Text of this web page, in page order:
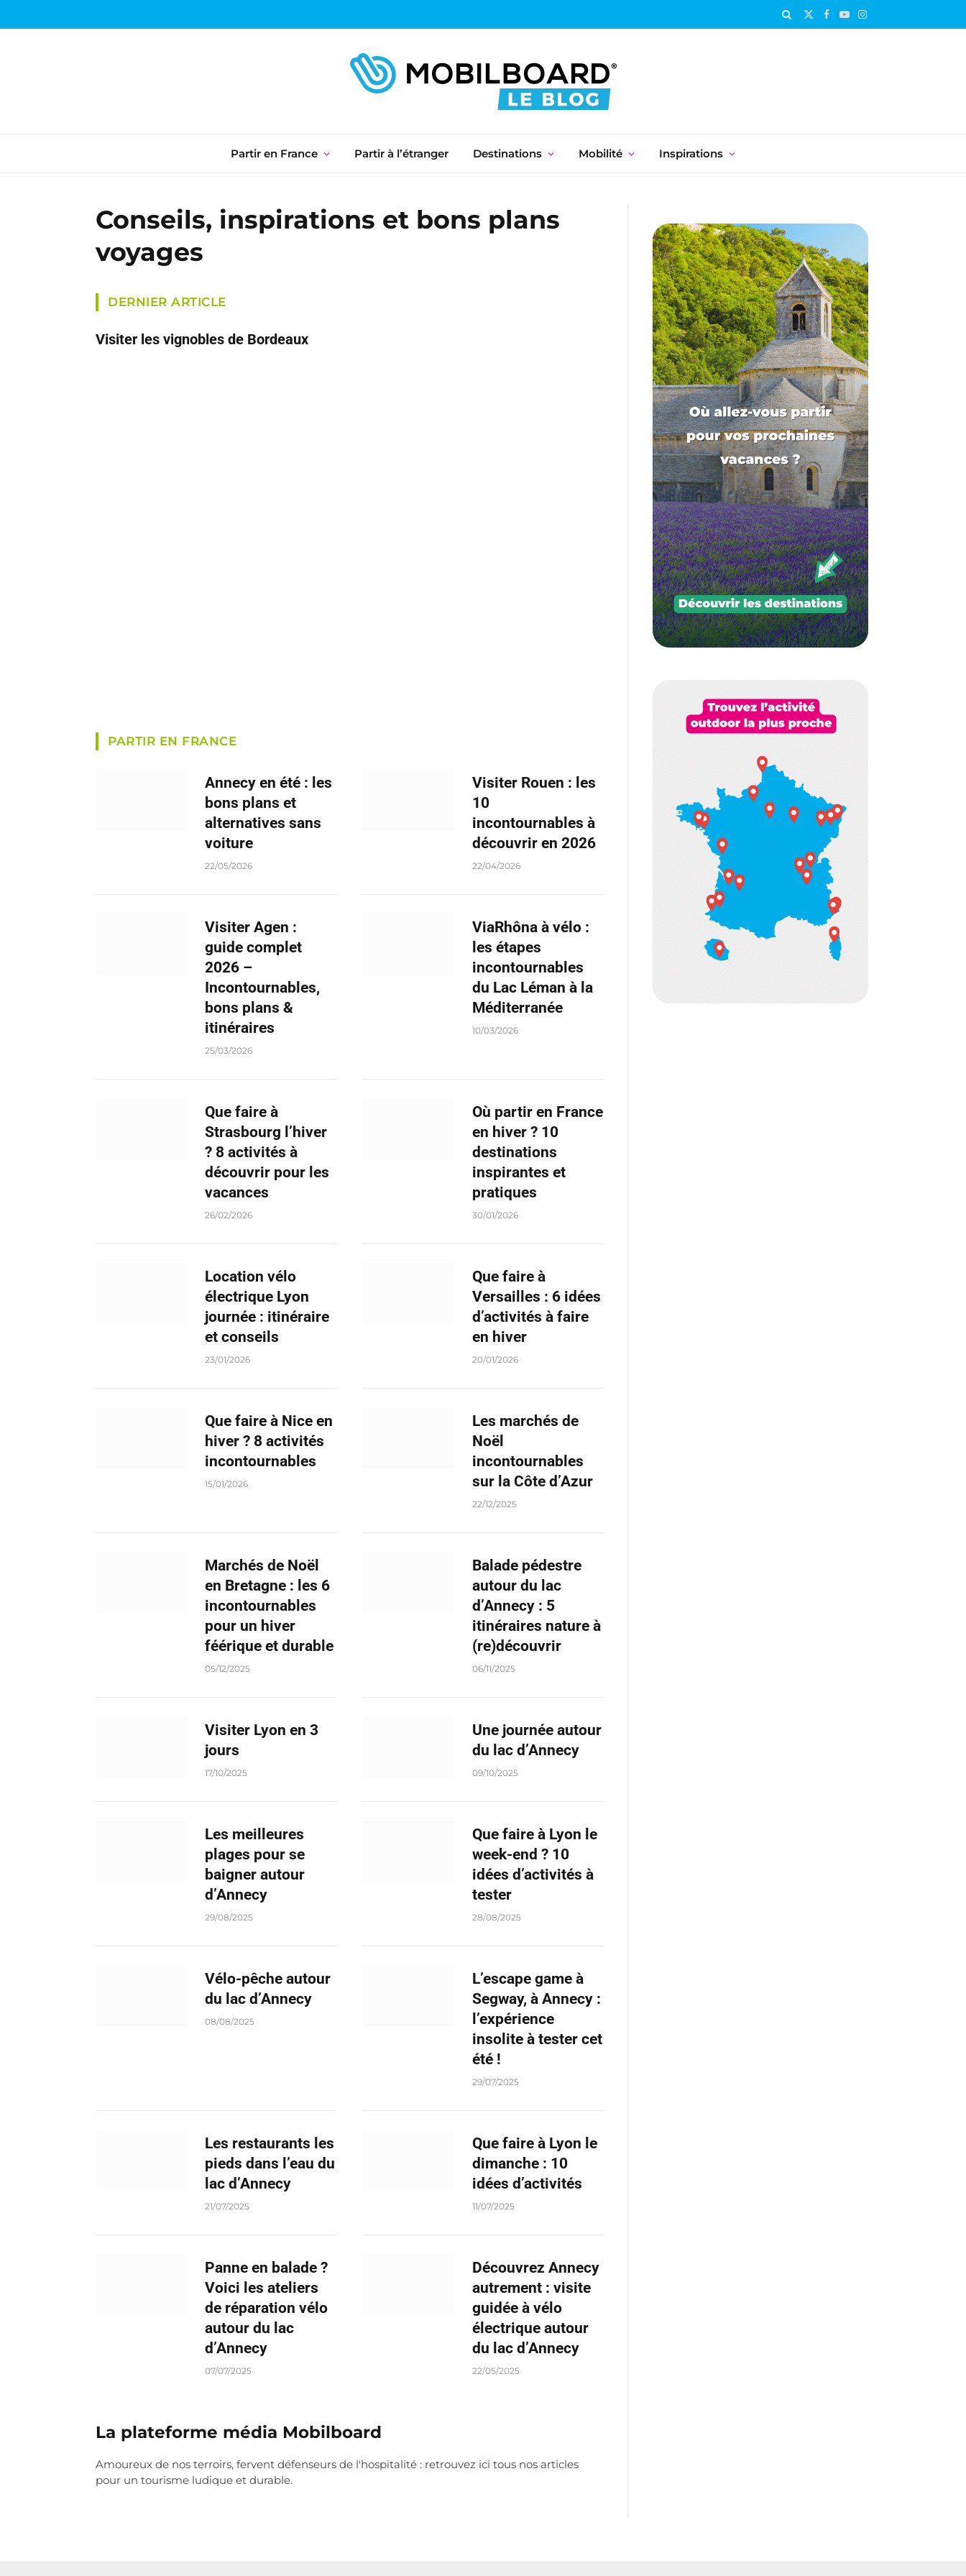
X
Facebook
YouTubeInstagram
Partir en France Partir à l’étranger Destinations Mobilité Inspirations
Conseils, inspirations et bons plans
voyages
DERNIER ARTICLE
Visiter les vignobles de Bordeaux
PARTIR EN FRANCE
Annecy en été : les
bons plans et
alternatives sans
voiture
22/05/2026
Visiter Rouen : les
10
incontournables à
découvrir en 2026
22/04/2026
Visiter Agen :
guide complet
2026 –
Incontournables,
bons plans &
itinéraires
25/03/2026
ViaRhôna à vélo :
les étapes
incontournables
du Lac Léman à la
Méditerranée
10/03/2026
Que faire à
Strasbourg l’hiver
? 8 activités à
découvrir pour les
vacances
26/02/2026
Où partir en France
en hiver ? 10
destinations
inspirantes et
pratiques
30/01/2026
Location vélo
électrique Lyon
journée : itinéraire
et conseils
23/01/2026
Que faire à
Versailles : 6 idées
d’activités à faire
en hiver
20/01/2026
Que faire à Nice en
hiver ? 8 activités
incontournables
15/01/2026
Les marchés de
Noël
incontournables
sur la Côte d’Azur
22/12/2025
Marchés de Noël
en Bretagne : les 6
incontournables
pour un hiver
féérique et durable
05/12/2025
Balade pédestre
autour du lac
d’Annecy : 5
itinéraires nature à
(re)découvrir
06/11/2025
Visiter Lyon en 3
jours
17/10/2025
Une journée autour
du lac d’Annecy
09/10/2025
Les meilleures
plages pour se
baigner autour
d’Annecy
29/08/2025
Que faire à Lyon le
week-end ? 10
idées d’activités à
tester
28/08/2025
Vélo-pêche autour
du lac d’Annecy
08/08/2025
L’escape game à
Segway, à Annecy :
l’expérience
insolite à tester cet
été !
29/07/2025
Les restaurants les
pieds dans l’eau du
lac d’Annecy
21/07/2025
Que faire à Lyon le
dimanche : 10
idées d’activités
11/07/2025
Panne en balade ?
Voici les ateliers
de réparation vélo
autour du lac
d’Annecy
07/07/2025
Découvrez Annecy
autrement : visite
guidée à vélo
électrique autour
du lac d’Annecy
22/05/2025
La plateforme média Mobilboard
Amoureux de nos terroirs, fervent défenseurs de l'hospitalité : retrouvez ici tous nos articles
pour un tourisme ludique et durable.